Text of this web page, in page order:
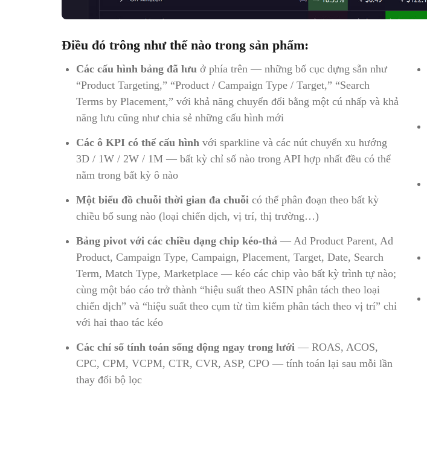
Điều đó trông như thế nào trong sản phẩm:
Các cấu hình bảng đã lưu ở phía trên — những bố cục dựng sẵn như
“Product Targeting,” “Product / Campaign Type / Target,” “Search
Terms by Placement,” với khả năng chuyển đổi bằng một cú nhấp và khả
năng lưu cũng như chia sẻ những cấu hình mới
Các ô KPI có thể cấu hình với sparkline và các nút chuyển xu hướng
3D / 1W / 2W / 1M — bất kỳ chỉ số nào trong API hợp nhất đều có thể
nằm trong bất kỳ ô nào
Một biểu đồ chuỗi thời gian đa chuỗi có thể phân đoạn theo bất kỳ
chiều bổ sung nào (loại chiến dịch, vị trí, thị trường…)
Bảng pivot với các chiều dạng chip kéo-thả — Ad Product Parent, Ad
Product, Campaign Type, Campaign, Placement, Target, Date, Search
Term, Match Type, Marketplace — kéo các chip vào bất kỳ trình tự nào;
cùng một báo cáo trở thành “hiệu suất theo ASIN phân tách theo loại
chiến dịch” và “hiệu suất theo cụm từ tìm kiếm phân tách theo vị trí” chỉ
với hai thao tác kéo
Các chỉ số tính toán sống động ngay trong lưới — ROAS, ACOS,
CPC, CPM, VCPM, CTR, CVR, ASP, CPO — tính toán lại sau mỗi lần
thay đổi bộ lọc